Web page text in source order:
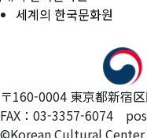
세계의 한국문화원
〒160-0004 東京都新宿
FAX：03-3357-6074
©Korean Cultural Center